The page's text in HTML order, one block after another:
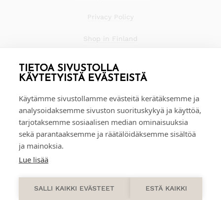
TIETOA SIVUSTOLLA
KÄYTETYISTÄ EVÄSTEISTÄ
Käytämme sivustollamme evästeitä kerätäksemme ja
analysoidaksemme sivuston suorituskykyä ja käyttöä,
tarjotaksemme sosiaalisen median ominaisuuksia
sekä parantaaksemme ja räätälöidäksemme sisältöä
ja mainoksia.
Lue lisää
SALLI KAIKKI EVÄSTEET ESTÄ KAIKKI
Privacy Policy
Shop in Finland